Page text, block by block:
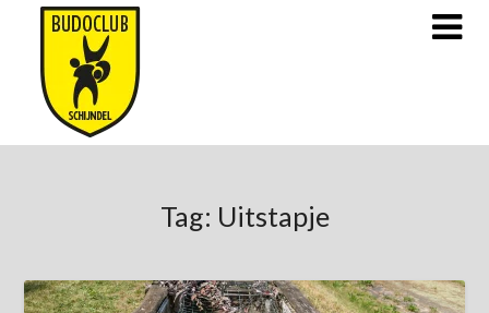
Doorgaan
inhoud
Tag: Uitstapje